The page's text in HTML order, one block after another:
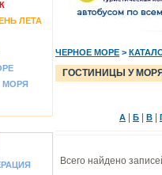
ЛЕТА
МОРЯ
ЧЕРНОЕ МОРЕ >
ГОСТИНИЦЫ У МОРЯ
А Б В
Всего найдено